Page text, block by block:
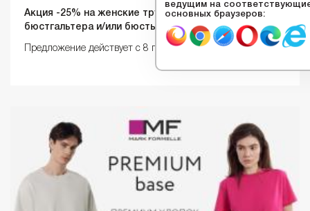
Акция -25% на женские трусы при покупке
бюстгальтера и/или бюстье в один чек
Предложение действует с 8 по 15 апреля.
ведущим на
основных браузеров: